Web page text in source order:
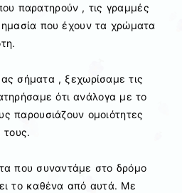
παρατηρούν , τις γραμμές
που έχουν τα χρώματα
σήματα , ξεχωρίσαμε τις
ότι ανάλογα με το
παρουσιάζουν ομοιότητες
τους.
που συναντάμε στο δρόμο
το καθένα από αυτά. Με